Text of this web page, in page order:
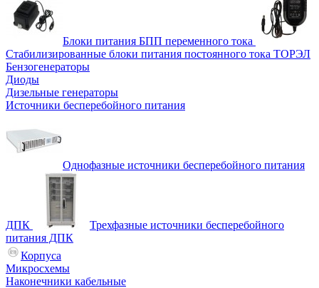
Блоки питания БПП переменного тока
Стабилизированные блоки питания постоянного тока ТОРЭЛ
Бензогенераторы
Диоды
Дизельные генераторы
Источники бесперебойного питания
Однофазные источники бесперебойного питания
ДПК
Трехфазные источники бесперебойного
питания ДПК
Корпуса
Микросхемы
Наконечники кабельные